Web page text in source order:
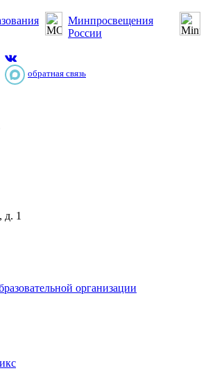
Минпросвещения
России
обратная связь
д. 1
организации